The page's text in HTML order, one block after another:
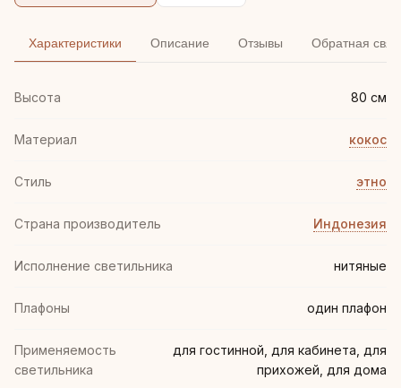
Характеристики Описание Отзывы Обратная
Высота 80 см
Материал кокос
Стиль этно
Страна производитель Индонезия
Исполнение светильника нитяные
Плафоны один плафон
Применяемость
светильника
для гостинной, для кабинета, для
прихожей, для дома